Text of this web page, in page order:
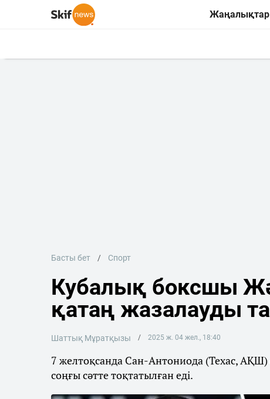
Жаңалықтар
Басты бет Спорт
Кубалық боксшы
қатаң жазалауды
Шаттық Мұратқызы 2025 ж. 04 жел., 18:40
7 желтоқсанда Сан-Антониода (Техас, АҚШ)
соңғы сәтте тоқтатылған еді.